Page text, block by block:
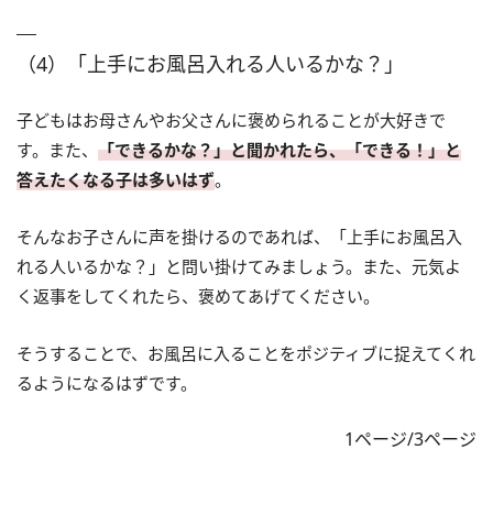
（4）「上手にお風呂入れる人いるかな？」
子どもはお母さんやお父さんに褒められることが大好きで
す。また、 「できるかな？」と聞かれたら、「できる！」と
答えたくなる子は多いはず。
そんなお子さんに声を掛けるのであれば、「上手にお風呂入
れる人いるかな？」と問い掛けてみましょう。また、元気よ
く返事をしてくれたら、褒めてあげてください。
そうすることで、お風呂に入ることをポジティブに捉えてくれ
るようになるはずです。
1ページ/3ページ